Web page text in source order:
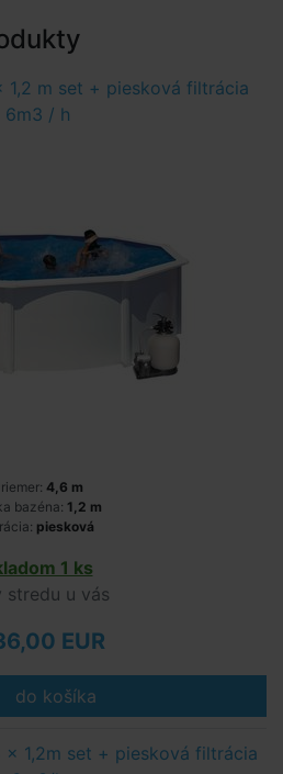
1,2 m set + piesková filtrácia
6m3 / h
4,6 m
bazéna: 1,2 m
piesková
1 ks
stredu u vás
EUR
do košíka
x 1,2m set + piesková filtrácia